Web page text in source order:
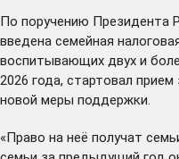
По поручению Президента
введена семейная
воспитывающих двух и
2026 года, стартовал
новой меры поддержки.
«Право на неё получат